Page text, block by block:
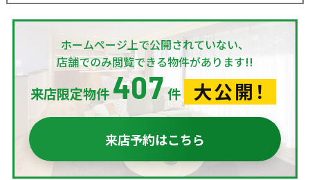
ホームページ上で公開されていない、
店舗でのみ閲覧できる物件があります!!
来店限定物件 407件 大公開！
来店予約はこちら